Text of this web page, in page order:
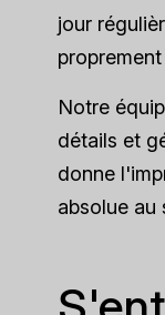
jour
Notre
détails et
donne
absolue au